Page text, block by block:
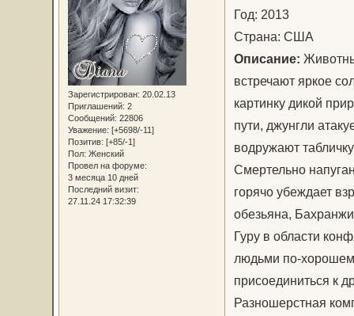
Зарегистрирован: 20.02.13
Приглашений: 2
Сообщений: 22806
Уважение: [+5698/-11]
Позитив: [+85/-1]
Пол: Женский
Провел на форуме:
3 месяца 10 дней
Последний визит:
27.11.24 17:32:39
Год: 2013
Страна: США
Описание:
встречают яркое
картинку дикой
пути, джунгли
водружают
Смертельно
горячо убеждает
обезьяна,
Гуру в области
людьми по-
присоединиться к
Разношерстная